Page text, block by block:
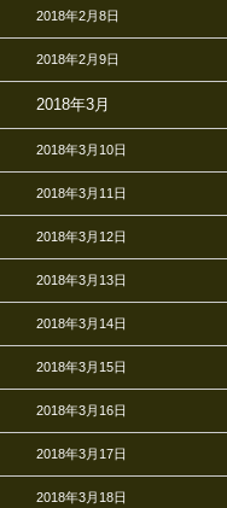
2018年2月8日
2018年2月9日
2018年3月
2018年3月10日
2018年3月11日
2018年3月12日
2018年3月13日
2018年3月14日
2018年3月15日
2018年3月16日
2018年3月17日
2018年3月18日